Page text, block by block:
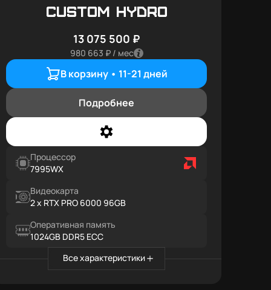
Custom Hydro
13 075 500 ₽
980 663 ₽ / мес
В корзину • 11-21 дней
Подробнее
Процессор
7995WX
Видеокарта
2 x RTX PRO 6000 96GB
Оперативная память
1024GB DDR5 ECC
Все характеристики